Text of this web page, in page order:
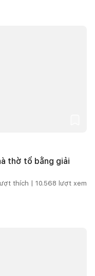
thờ tổ bằng giải
lượt thích | 10.568 lượt xem